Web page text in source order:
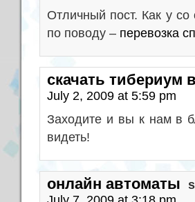
Отличный пост. Как у
по поводу – перевозка
скачать тибериум
July 2, 2009 at 5:59 pm
Заходите и вы к нам в
видеть!
онлайн автоматы